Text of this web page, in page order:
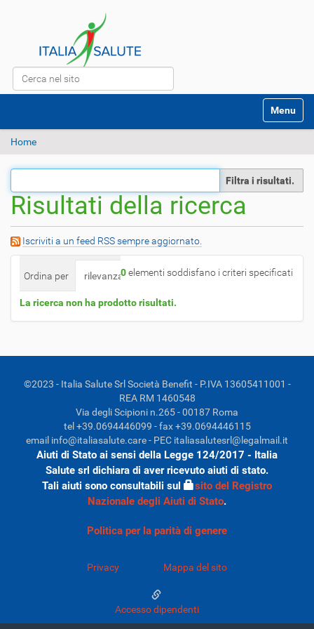
Cerca nel sito
Ricerca avanzata…
z
Toggle
Home
Filtra i risultati.
Risultati della ricerca
Iscriviti a un feed RSS sempre aggiornato.
0elementi soddisfano i criteri specificati
Ordina per rilevanza Data (prima i più recenti)
La ricerca non ha prodotto risultati.
​©2023 - Italia Salute Srl Società Benefit - P.IVA 13605411001 -
REA RM 1460548
​​Via degli Scipioni n.265 - 00187 Roma
​tel +39.0694446099 - fax +39.0694446115
email info@italiasalute.care - PEC italiasalutesrl@legalmail.it
Aiuti di Stato ai sensi della Legge 124/2017 - Italia
Salute srl dichiara di aver ricevuto aiuti di stato.
Tali aiuti sono consultabili sul
sito del Registro
Nazionale degli Aiuti di Stato.
Politica per la parità di genere
Privacy Mappa del sito
Accesso dipendenti